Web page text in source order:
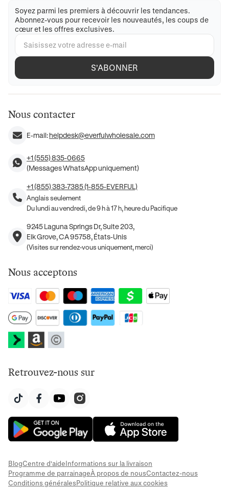
Soyez parmi les premiers à découvrir les tendances.
Abonnez-vous pour recevoir les nouveautés, les coups de
cœur et les offres exclusives.
S'ABONNER
Nous contacter
E-mail:helpdesk@everfulwholesale.com
+1 (555) 835-0665
(Messages WhatsApp uniquement)
+1 (855) 383-7385 (1-855-EVERFUL)
Anglais seulement
Du lundi au vendredi, de 9 h à 17 h, heure du Pacifique
9245 Laguna Springs Dr, Suite 203,
Elk Grove, CA 95758, États-Unis
(Visites sur rendez-vous uniquement, merci)
Nous acceptons
Retrouvez-nous sur
BlogCentre d'aideInformations sur la livraison
Programme de parrainageÀ propos de nousContactez-nous
Conditions généralesPolitique relative aux cookies